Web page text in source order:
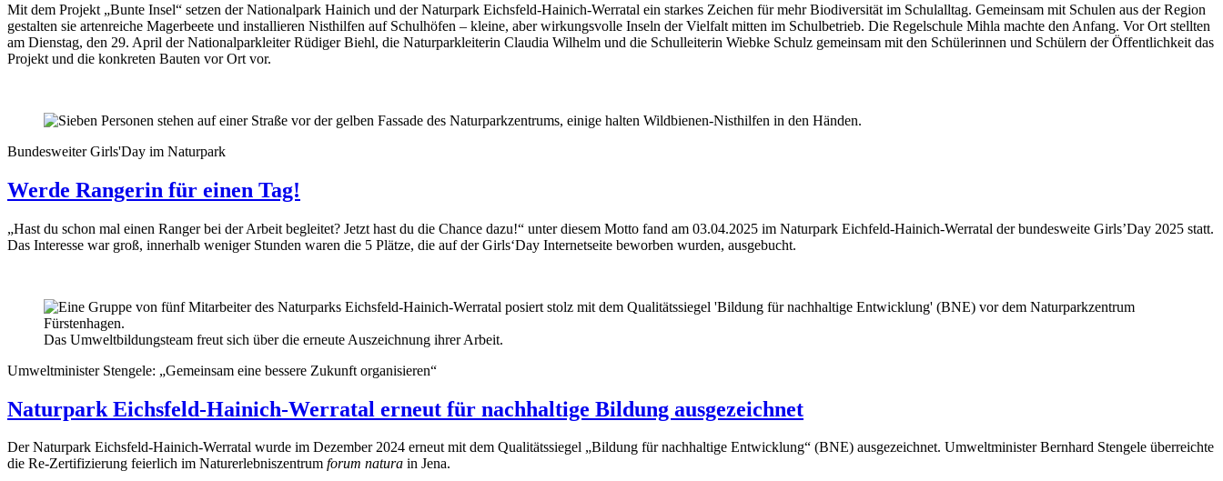
Mit dem Projekt „Bunte Insel“ setzen der Nationalpark Hainich und der Naturpark Eichsfeld-Hainich-Werratal ein starkes Zeichen für mehr Biodiversität im Schulalltag. Gemeinsam mit Schulen aus der Region
gestalten sie artenreiche Magerbeete und installieren Nisthilfen auf Schulhöfen – kleine, aber wirkungsvolle Inseln der Vielfalt mitten im Schulbetrieb. Die Regelschule Mihla machte den Anfang. Vor Ort stellten
am Dienstag, den 29. April der Nationalparkleiter Rüdiger Biehl, die Naturparkleiterin Claudia Wilhelm und die Schulleiterin Wiebke Schulz gemeinsam mit den Schülerinnen und Schülern der Öffentlichkeit das
Projekt und die konkreten Bauten vor Ort vor.
Bundesweiter Girls'Day im Naturpark
Werde Rangerin für einen Tag!
„Hast du schon mal einen Ranger bei der Arbeit begleitet? Jetzt hast du die Chance dazu!“ unter diesem Motto fand am 03.04.2025 im Naturpark Eichfeld-Hainich-Werratal der bundesweite Girls’Day 2025 statt.
Das Interesse war groß, innerhalb weniger Stunden waren die 5 Plätze, die auf der Girls‘Day Internetseite beworben wurden, ausgebucht.
Das Umweltbildungsteam freut sich über die erneute Auszeichnung ihrer Arbeit.
Umweltminister Stengele: „Gemeinsam eine bessere Zukunft organisieren“
Naturpark Eichsfeld-Hainich-Werratal erneut für nachhaltige Bildung ausgezeichnet
Der Naturpark Eichsfeld-Hainich-Werratal wurde im Dezember 2024 erneut mit dem Qualitätssiegel „Bildung für nachhaltige Entwicklung“ (BNE) ausgezeichnet. Umweltminister Bernhard Stengele überreichte
die Re-Zertifizierung feierlich im Naturerlebniszentrum forum natura in Jena.